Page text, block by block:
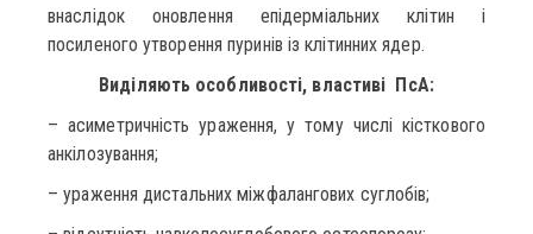
внаслідок оновлення епідерміальних клітин і
посиленого утворення пуринів із клітинних ядер.
Виділяють особливості, властиві ПсА:
– асиметричність ураження, у тому числі кісткового
анкілозування;
– ураження дистальних міжфалангових суглобів;